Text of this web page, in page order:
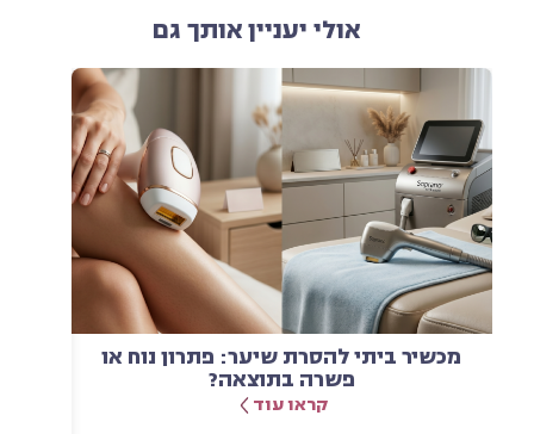
אולי יעניין אותך גם
מכשיר ביתי להסרת שיער: פתרון נוח או
פשרה בתוצאה?
קראו עוד